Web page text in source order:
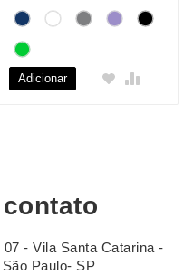
Adicionar
- Vila Santa Catarina -
Paulo- SP